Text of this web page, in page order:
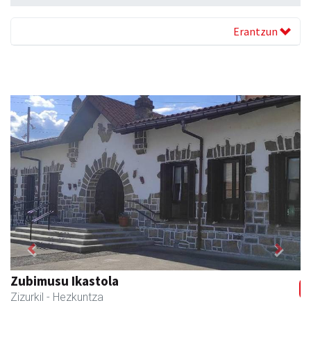
Erantzun
Zubimusu Ikastola
Zizurkil - Hezkuntza
Previous Next